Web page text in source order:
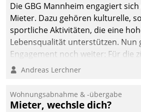
Die GBG Mannheim engagiert
Mieter. Dazu gehören kulturelle,
sportliche Aktivitäten, die eine
Lebensqualität unterstützen. Nun
Engagement noch weiter: Für die
von Beschwerden – oder Lob –
und Beschwerde-Management
ein.
Andreas Lerchner
Wohnungsabnahme & -übergabe
Mieter, wechsle dich?